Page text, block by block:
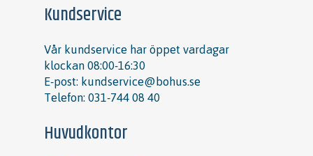
Kundservice
Vår kundservice har öppet vardagar
klockan 08:00-16:30
E-post:kundservice@bohus.se
Telefon:031-744 08 40
Huvudkontor